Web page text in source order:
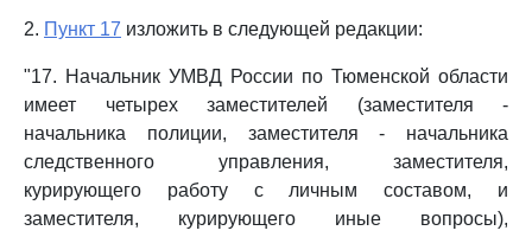
2. Пункт 17 изложить в следующей редакции:
"17. Начальник УМВД России по Тюменской области
имеет четырех заместителей (заместителя -
начальника полиции, заместителя - начальника
следственного управления, заместителя,
курирующего работу с личным составом, и
заместителя, курирующего иные вопросы),